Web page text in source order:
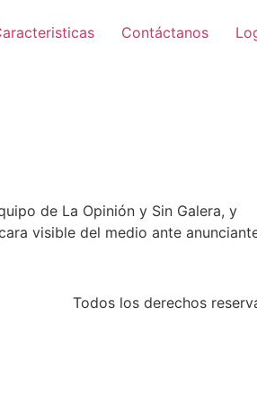
Contáctanos
de La Opinión y Sin Galera, y
visible del medio ante
Todos los derechos